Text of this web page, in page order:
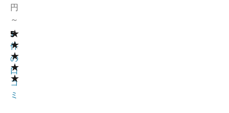
円
～
★
★
★
★
★
5
1
件
の
口
コ
ミ